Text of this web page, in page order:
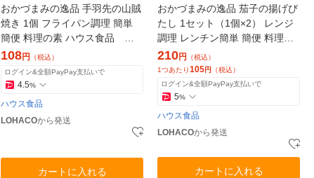
おかづまみの逸品 手羽先の山賊
焼き 1個 フライパン調理 簡単
簡便 料理の素 ハウス食品 お
かず おつまみ つまみ
108円
（税込）
ログイン&全額PayPay支払いで
4.5%
ハウス食品
LOHACOから発送
カートに入れる
おかづまみの逸品 茄子の揚げび
たし 1セット（1個×2） レンジ
調理 レンチン簡単 簡便 料理の
素 ハウス食品 おかず おつま
み
210円
（税込）
1つあたり105円
（税込）
ログイン&全額PayPay支払いで
5%
ハウス食品
LOHACOから発送
カートに入れる